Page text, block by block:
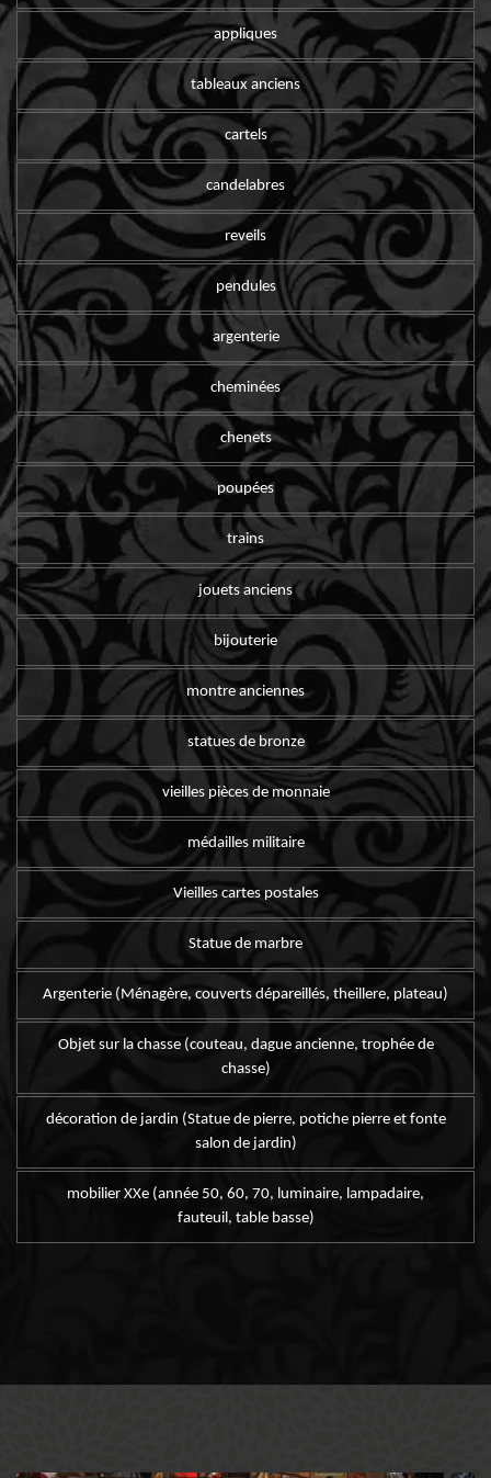
appliques
tableaux anciens
cartels
candelabres
reveils
pendules
argenterie
cheminées
chenets
poupées
trains
jouets anciens
bijouterie
montre anciennes
statues de bronze
vieilles pièces de monnaie
médailles militaire
Vieilles cartes postales
Statue de marbre
Argenterie (Ménagère, couverts dépareillés, theillere, plateau)
Objet sur la chasse (couteau, dague ancienne, trophée de
chasse)
décoration de jardin (Statue de pierre, potiche pierre et fonte
salon de jardin)
mobilier XXe (année 50, 60, 70, luminaire, lampadaire,
fauteuil, table basse)